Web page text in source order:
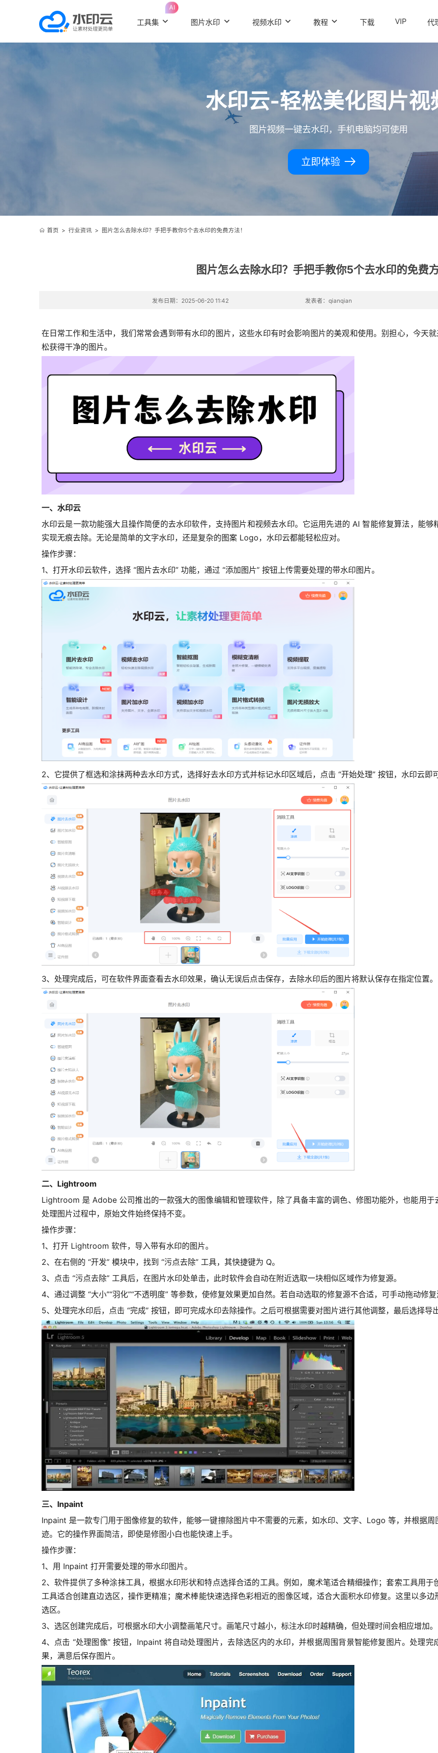
工具集
AI
图片水印 视频水印 教程 下载 VIP 代
水印云-轻松美化图片视
图片视频一键去水印，手机电脑均可使用
立即体验
首页 > 行业资讯> 图片怎么去除水印？手把手教你5个去水印的免费方法！
图片怎么去除水印？手把手教你5个去水印的免费方
发布日期：2025-06-20 11:42 发表者：qianqian
在日常工作和生活中，我们常常会遇到带有水印的图片，这些水印有时会影响图片的美观和使用。别担心，今天
松获得干净的图片。
一、水印云
水印云是一款功能强大且操作简便的去水印软件，支持图片和视频去水印。它运用先进的 AI 智能修复算法，能够
实现无痕去除。无论是简单的文字水印，还是复杂的图案 Logo，水印云都能轻松应对。
操作步骤：
1、打开水印云软件，选择 “图片去水印” 功能，通过 “添加图片” 按钮上传需要处理的带水印图片。
2、它提供了框选和涂抹两种去水印方式，选择好去水印方式并标记水印区域后，点击 “开始处理” 按钮，水印云即
3、处理完成后，可在软件界面查看去水印效果，确认无误后点击保存，去除水印后的图片将默认保存在指定位置。
二、Lightroom
Lightroom 是 Adobe 公司推出的一款强大的图像编辑和管理软件，除了具备丰富的调色、修图功能外，也能用
处理图片过程中，原始文件始终保持不变。
操作步骤：
1、打开 Lightroom 软件，导入带有水印的图片。
2、在右侧的 “开发” 模块中，找到 “污点去除” 工具，其快捷键为 Q。
3、点击 “污点去除” 工具后，在图片水印处单击，此时软件会自动在附近选取一块相似区域作为修复源。
4、通过调整 “大小”“羽化”“不透明度” 等参数，使修复效果更加自然。若自动选取的修复源不合适，可手动拖动修
5、处理完水印后，点击 “完成” 按钮，即可完成水印去除操作。之后可根据需要对图片进行其他调整，最后选择导出
三、Inpaint
Inpaint 是一款专门用于图像修复的软件，能够一键擦除图片中不需要的元素，如水印、文字、Logo 等，并根据
迹。它的操作界面简洁，即使是修图小白也能快速上手。
操作步骤：
1、用 Inpaint 打开需要处理的带水印图片。
2、软件提供了多种涂抹工具，根据水印形状和特点选择合适的工具。例如，魔术笔适合精细操作；套索工具用
工具适合创建直边选区，操作更精准；魔术棒能快速选择色彩相近的图像区域，适合大面积水印修复。这里以多
选区。
3、选区创建完成后，可根据水印大小调整画笔尺寸。画笔尺寸越小，标注水印时越精确，但处理时间会相应增加。
4、点击 “处理图像” 按钮，Inpaint 将自动处理图片，去除选区内的水印，并根据周围背景智能修复图片。处理
果，满意后保存图片。